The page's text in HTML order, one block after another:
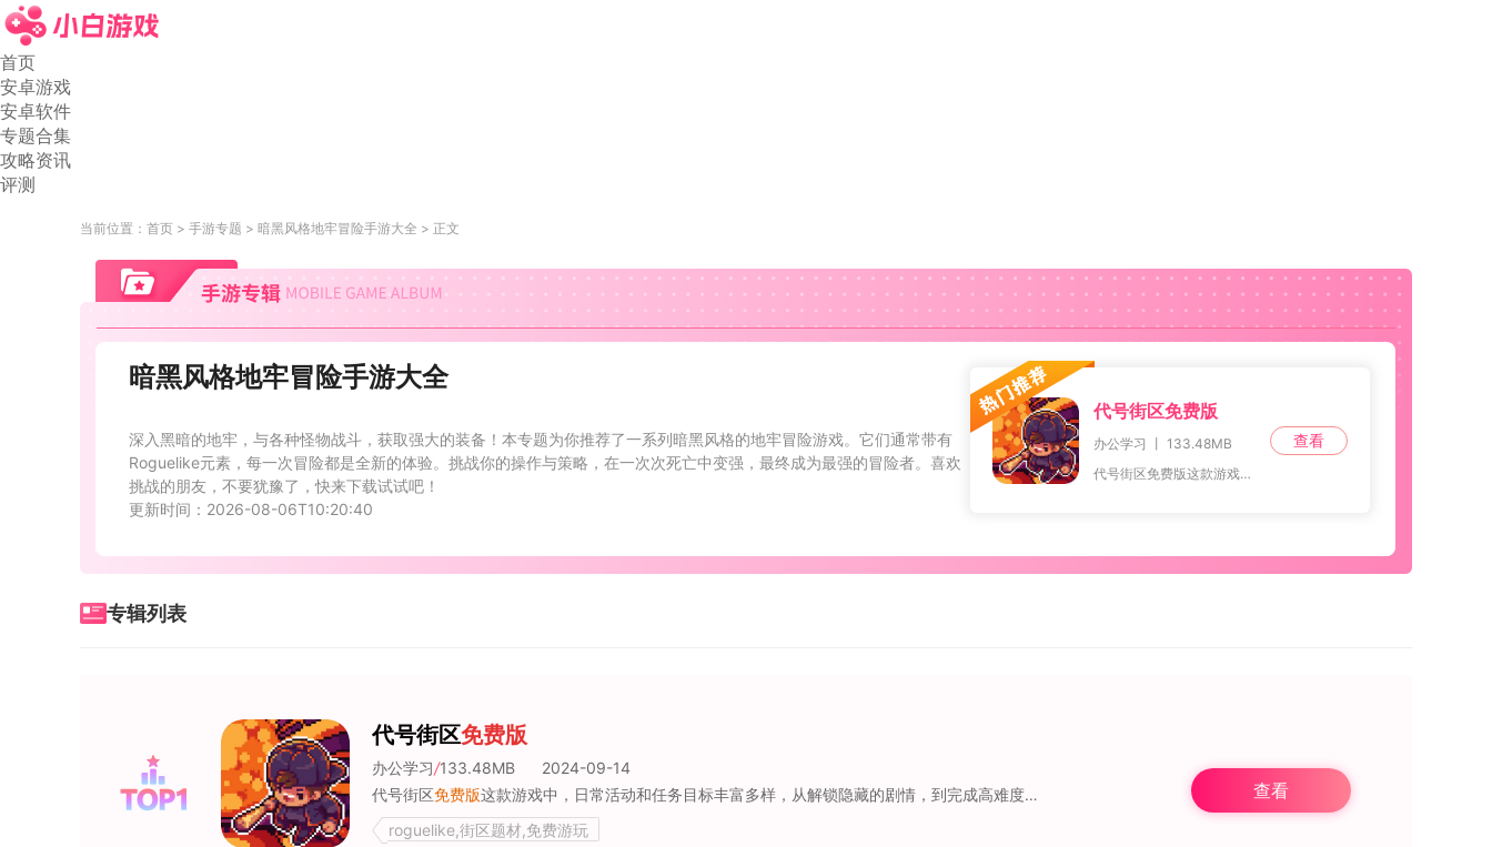
首页
安卓游戏
安卓软件
专题合集
攻略资讯
评测
当前位置： 首页 手游专题 暗黑风格地牢冒险手游大全 正文
暗黑风格地牢冒险手游大全
深入黑暗的地牢，与各种怪物战斗，获取强大的装备！本专题为你推荐了一系列暗黑风格的地牢冒险游戏。它们通常带有
Roguelike元素，每一次冒险都是全新的体验。挑战你的操作与策略，在一次次死亡中变强，最终成为最强的冒险者。喜欢
挑战的朋友，不要犹豫了，快来下载试试吧！
更新时间：2026-08-06T10:20:40
代号街区免费版
办公学习 丨 133.48MB
代号街区免费版这款游戏中，日常活动和任务目标丰富多样，从解锁隐藏的剧情，到完成高难度的挑战任务，每一次冒险都是一次全新的体验。这些任务不仅考验玩家的操作技巧，还
查看
专辑列表
代号街区免费版
办公学习/133.48MB
2024-09-14
代号街区免费版这款游戏中，日常活动和任务目标丰富多样，从解锁隐藏的剧情，到完成高难度的挑战任务，每一次冒险都是一次全新的体验。这些任务不仅考验玩家的操作技巧，还
roguelike,街区题材,免费游玩
查看